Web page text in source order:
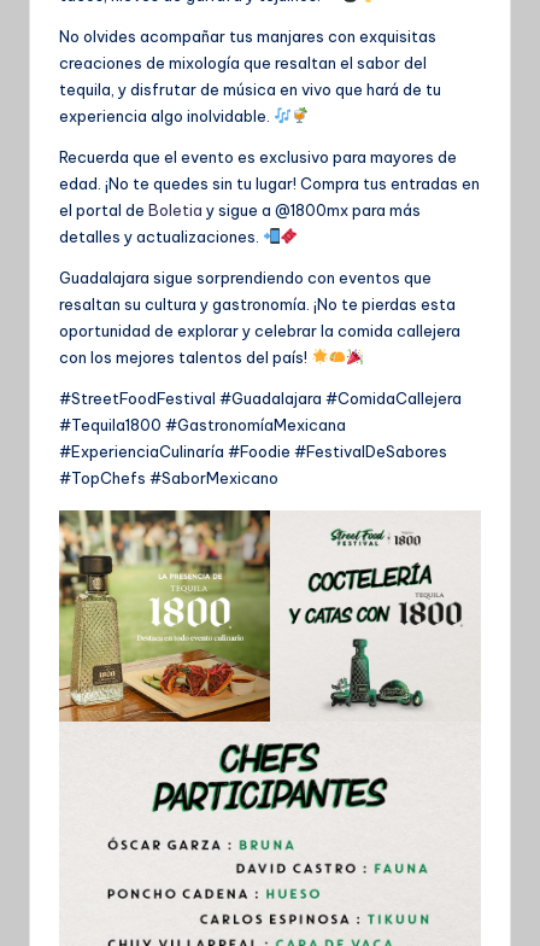
No olvides acompañar tus manjares con exquisitas
creaciones de mixología que resaltan el sabor del
tequila, y disfrutar de música en vivo que hará de tu
experiencia algo inolvidable.
Recuerda que el evento es exclusivo para mayores de
edad. ¡No te quedes sin tu lugar! Compra tus entradas en
el portal de Boletia y sigue a @1800mx para más
detalles y actualizaciones.
Guadalajara sigue sorprendiendo con eventos que
resaltan su cultura y gastronomía. ¡No te pierdas esta
oportunidad de explorar y celebrar la comida callejera
con los mejores talentos del país!
#StreetFoodFestival #Guadalajara #ComidaCallejera
#Tequila1800 #GastronomíaMexicana
#ExperienciaCulinaría #Foodie #FestivalDeSabores
#TopChefs #SaborMexicano